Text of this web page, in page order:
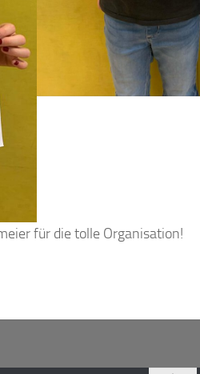
für die tolle Organisation!